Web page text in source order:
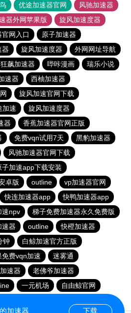
优途加速器官网
风驰加速器
器外网苹果版
旋风加速度器
网入口
原子加速器
器 旋风加速度器
外网网址导航
狂飙加速器 哔咔漫画
瑞乐小说
速器
西柚加速器
旋风加速官网下载
加速
旋风加速度器
器
香蕉加速器官网正版
免费vqn试用7天
黑豹加速器
风驰加速器官网下载
子加速app下载安装
卓版
outline
vp加速器官网
快连加速器app
快鸭加速器app
速npv
梯子免费加速器永久免费版
速器 outline
快橙加速器
钟
白鲸加速官方正版
免费vqn加速
迷雾通
速器
老佛爷加速器
一元机场
自由鲸官网
加速器 下载